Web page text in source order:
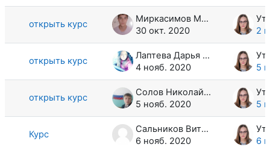
открыть курс
Миркасимов Малик Маратович
30 окт. 2020
2
открыть курс
Лаптева Дарья Алексеевна
4 нояб. 2020
5
открыть курс
Солов Николай Витальевич
5 нояб. 2020
5
Курс
Сальников Виталий Викторович
6 нояб. 2020
6